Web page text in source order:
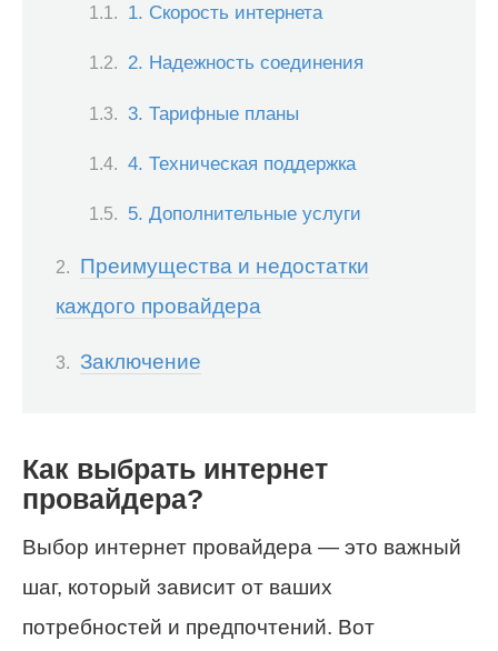
1. Скорость интернета
2. Надежность соединения
3. Тарифные планы
4. Техническая поддержка
5. Дополнительные услуги
Преимущества и недостатки
каждого провайдера
Заключение
Как выбрать интернет
провайдера?
Выбор интернет провайдера — это важный
шаг, который зависит от ваших
потребностей и предпочтений. Вот